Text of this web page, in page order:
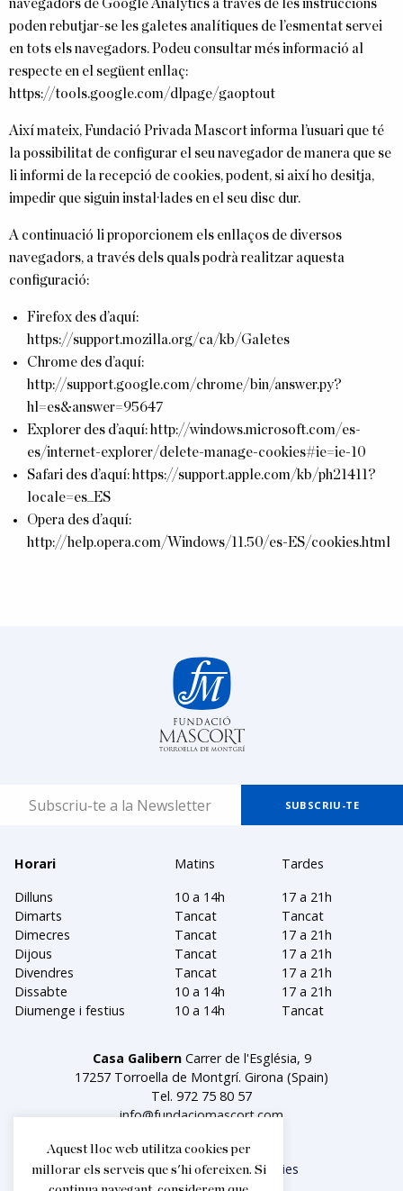
navegadors de Google Analytics a través de les instruccions
poden rebutjar-se les galetes analítiques de l’esmentat servei
en tots els navegadors. Podeu consultar més informació al
respecte en el següent enllaç:
https://tools.google.com/dlpage/gaoptout
Així mateix, Fundació Privada Mascort informa l’usuari que té
la possibilitat de configurar el seu navegador de manera que se
li informi de la recepció de cookies, podent, si així ho desitja,
impedir que siguin instal·lades en el seu disc dur.
A continuació li proporcionem els enllaços de diversos
navegadors, a través dels quals podrà realitzar aquesta
configuració:
Firefox des d’aquí:
https://support.mozilla.org/ca/kb/Galetes
Chrome des d’aquí:
http://support.google.com/chrome/bin/answer.py?
hl=es&answer=95647
Explorer des d’aquí: http://windows.microsoft.com/es-
es/internet-explorer/delete-manage-cookies#ie=ie-10
Safari des d’aquí: https://support.apple.com/kb/ph21411?
locale=es_ES
Opera des d’aquí:
http://help.opera.com/Windows/11.50/es-ES/cookies.html
Horari Matins
Tardes
Dilluns
10 a 14h
17 a 21h
Dimarts
Tancat
Tancat
Dimecres
Tancat
17 a 21h
Dijous
Tancat
17 a 21h
Divendres
Tancat
17 a 21h
Dissabte
10 a 14h
17 a 21h
Diumenge i festius
10 a 14h Tancat
Casa GalibernCarrer de l'Església, 9
17257 Torroella de Montgrí. Girona (Spain)
Tel. 972 75 80 57
info@fundaciomascort.com
Avís legal Política de cookies
Aquest lloc web utilitza cookies per
millorar els serveis que s'hi ofereixen. Si